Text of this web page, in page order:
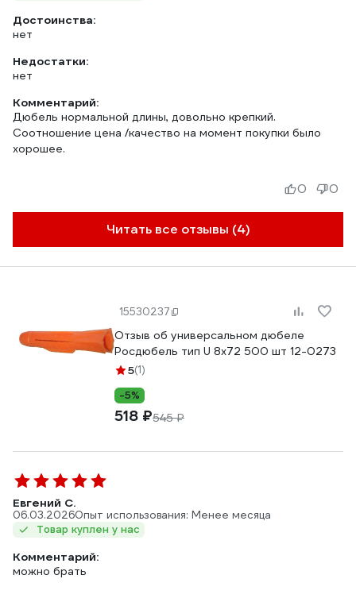
Достоинства:
нет
Недостатки:
нет
Комментарий:
Дюбель нормальной длины, довольно крепкий.
Соотношение цена /качество на момент покупки было
хорошее.
Читать все отзывы (4)
0 0
15530237
Отзыв об универсальном дюбеле
Росдюбель тип U 8х72 500 шт 12-0273
5(1)
-5%
518 ₽545 ₽
Евгений С.
06.03.2026Опыт использования: Менее месяца
Товар куплен у нас
Комментарий:
можно брать